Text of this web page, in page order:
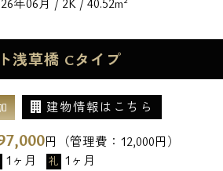
浅草橋 Cタイプ
建物情報はこちら
円（管理費： 12,000円）
1ヶ月 礼 1ヶ月